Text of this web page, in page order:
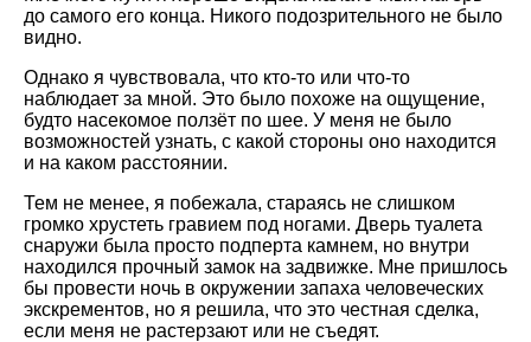
до самого его конца. Никого подозрительного не было
видно.
Однако я чувствовала, что кто-то или что-то
наблюдает за мной. Это было похоже на ощущение,
будто насекомое ползёт по шее. У меня не было
возможностей узнать, с какой стороны оно находится
и на каком расстоянии.
Тем не менее, я побежала, стараясь не слишком
громко хрустеть гравием под ногами. Дверь туалета
снаружи была просто подперта камнем, но внутри
находился прочный замок на задвижке. Мне пришлось
бы провести ночь в окружении запаха человеческих
экскрементов, но я решила, что это честная сделка,
если меня не растерзают или не съедят.